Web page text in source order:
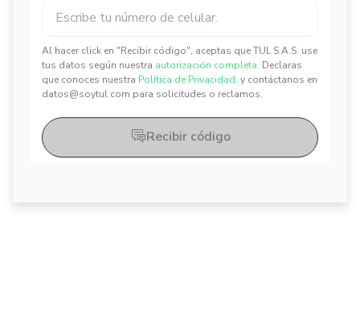
Al hacer click en "Recibir código", aceptas que TUL S.A.S. use
tus datos según nuestra autorización completa. Declaras
que conoces nuestra Política de Privacidad. y contáctanos en
datos@soytul.com para solicitudes o reclamos.
✕
✕
Recibir código